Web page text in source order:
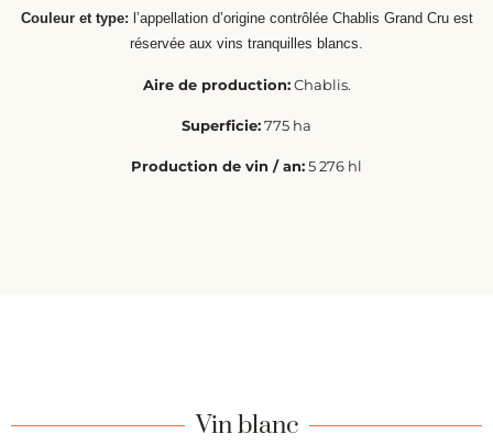
Couleur et type: l’appellation d’origine contrôlée Chablis Grand Cru est
réservée aux vins tranquilles blancs.
Aire de production:Chablis.
Superficie:775 ha
Production de vin / an:5 276 hl
Vin blanc